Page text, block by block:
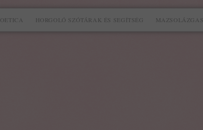
HORGOLÓ SZÓTÁRAK ÉS SEGÍTSÉG